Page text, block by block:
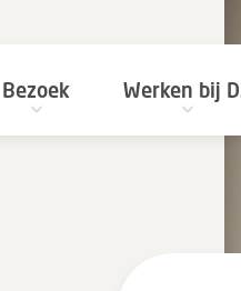
Bezoek Werken bij